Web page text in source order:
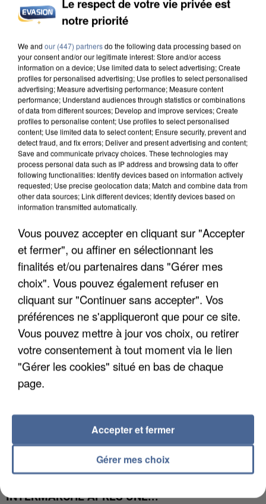
UN SECOND CADRE DE LA DZ MAFIA
UNE TOURISTE DE L’OISE EMPORTÉE PAR UNE
COULÉE DE BOUE EN HAUTE-SAVOIE
INTERMARCHÉ APRÈS UNE...
Le respect de votre vie privée est
notre priorité
We and our (447) partnersdo the following data processing based on
your consent and/or our legitimate interest: Store and/or access
information on a device; Use limited data to select advertising; Create
profiles for personalised advertising; Use profiles to select personalised
advertising; Measure advertising performance; Measure content
performance; Understand audiences through statistics or combinations
of data from different sources; Develop and improve services; Create
profiles to personalise content; Use profiles to select personalised
content; Use limited data to select content; Ensure security, prevent and
detect fraud, and fix errors; Deliver and present advertising and content;
Save and communicate privacy choices. These technologies may
process personal data such as IP address and browsing data to offer
following functionalities: Identify devices based on information actively
requested; Use precise geolocation data; Match and combine data from
other data sources; Link different devices; Identify devices based on
information transmitted automatically.
Vous pouvez accepter en cliquant sur "Accepter
et fermer", ou affiner en sélectionnant les
finalités et/ou partenaires dans "Gérer mes
choix". Vous pouvez également refuser en
cliquant sur "Continuer sans accepter". Vos
préférences ne s'appliqueront que pour ce site.
Vous pouvez mettre à jour vos choix, ou retirer
votre consentement à tout moment via le lien
"Gérer les cookies" situé en bas de chaque
page.
Gérer mes choix
Accepter et fermer